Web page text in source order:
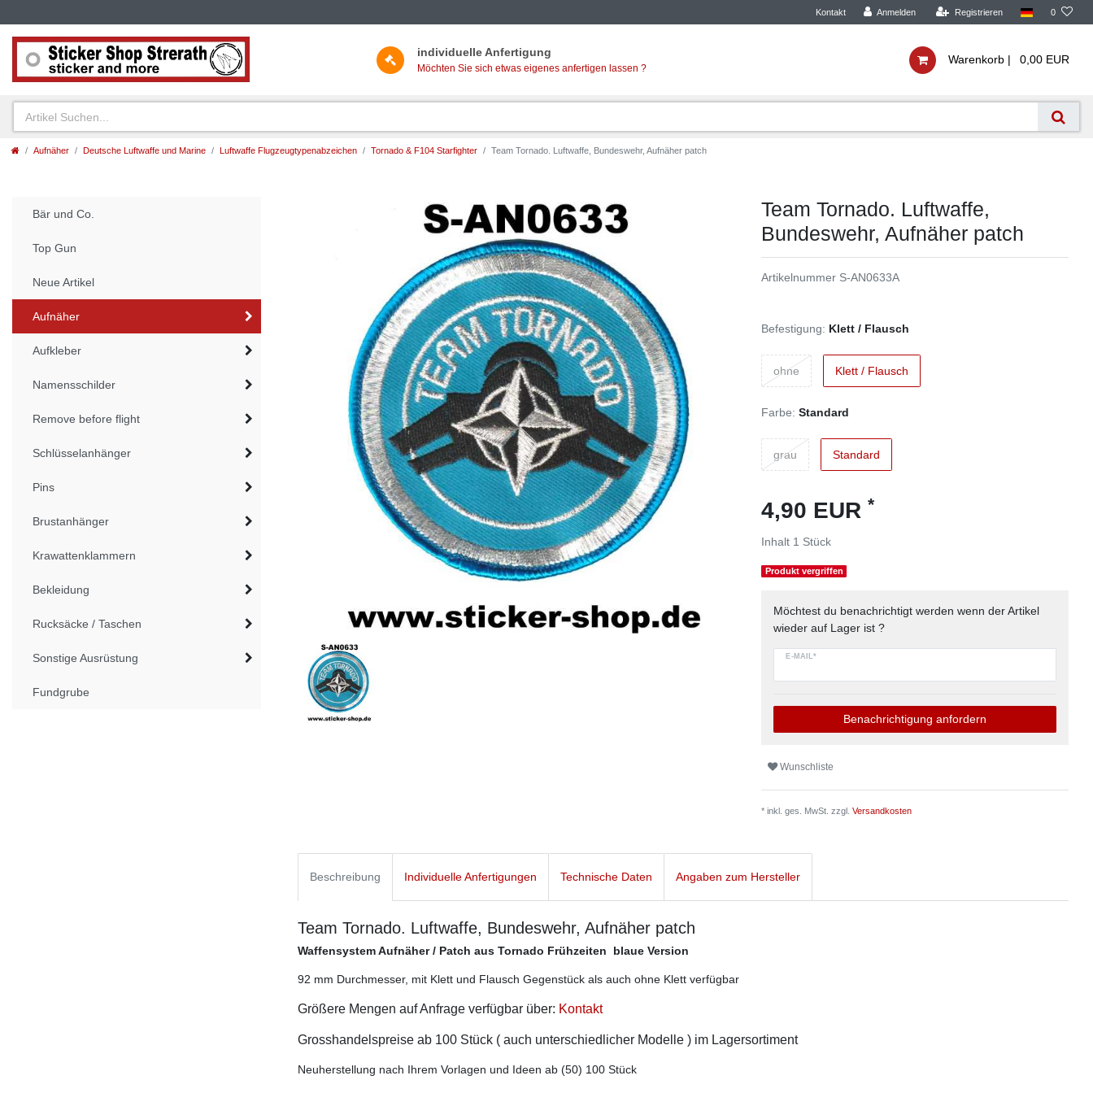
Kontakt Anmelden Registrieren 0
individuelle Anfertigung
Möchten Sie sich etwas eigenes anfertigen lassen ?
Warenkorb | 0,00 EUR
Aufnäher Deutsche Luftwaffe und Marine Luftwaffe Flugzeugtypenabzeichen Tornado & F104 Starfighter Team Tornado. Luftwaffe, Bundeswehr, Aufnäher patch
Bär und Co.
Top Gun
Neue Artikel
Aufnäher
Aufkleber
Namensschilder
Remove before flight
Schlüsselanhänger
Pins
Brustanhänger
Krawattenklammern
Bekleidung
Rucksäcke / Taschen
Sonstige Ausrüstung
Fundgrube
Team Tornado. Luftwaffe,
Bundeswehr, Aufnäher patch
Artikelnummer S-AN0633A
Befestigung: Klett / Flausch
ohne Klett / Flausch
Farbe: Standard
grau Standard
4,90 EUR *
Inhalt 1 Stück
Produkt vergriffen
Möchtest du benachrichtigt werden wenn der Artikel
wieder auf Lager ist ?
E-MAIL*
Benachrichtigung anfordern
Wunschliste
* inkl. ges. MwSt. zzgl.Versandkosten
Beschreibung Individuelle Anfertigungen Technische Daten Angaben zum Hersteller
Team Tornado. Luftwaffe, Bundeswehr, Aufnäher patch
Waffensystem Aufnäher / Patch aus Tornado Frühzeiten blaue Version
92 mm Durchmesser, mit Klett und Flausch Gegenstück als auch ohne Klett verfügbar
Größere Mengen auf Anfrage verfügbar über: Kontakt
Grosshandelspreise ab 100 Stück ( auch unterschiedlicher Modelle ) im Lagersortiment
Neuherstellung nach Ihrem Vorlagen und Ideen ab (50) 100 Stück